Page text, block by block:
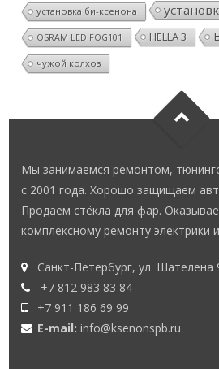
установка би-ксенона
OSRAM LED FOG101 HELLA 3
чужой колхоз
Мы занимаемся ремонтом,
с 2001 года. Хорошо защищаем
Продаем стёкла для фар.
комплексному ремонту электрики
Санкт-Петербург, ул. Шателена
+7 812 983 83 84
+7 911 186 69 99
E-mail:info@ksenonspb.ru